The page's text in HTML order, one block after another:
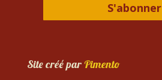
S'abonner
Site créé parPimento